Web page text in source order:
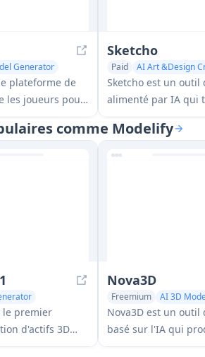
Generator
plateforme de
les joueurs pour
tout en
de jeux à traiter
Sketcho
Paid
AI Art &Design
AI Graphic Design
AI 3D Model Generator
Sketcho est un outil
alimenté par IA qui
croquis et des
professionnels de
comme Modelify
le premier
d'actifs 3D
de Tencent qui
Nova3D
Freemium
AI 3D
AI Code Generator
Nova3D est un outil
basé sur l'IA qui
structurés,